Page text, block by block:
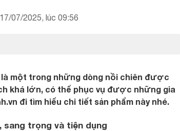
07/2025, lúc 09:56
là một trong những dòng nồi chiên được
khá lớn, có thể phục vụ được những gia
đi tìm hiểu chi tiết sản phẩm này nhé.
sang trọng và tiện dụng